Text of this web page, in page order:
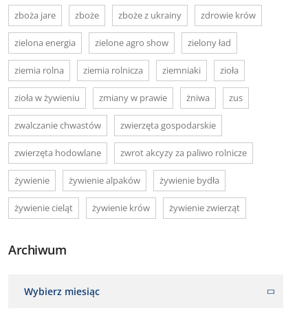
zboża jare zboże zboże z ukrainy zdrowie krów
zielona energia zielone agro show zielony ład
ziemia rolna ziemia rolnicza ziemniaki zioła
zioła w żywieniu zmiany w prawie żniwa zus
zwalczanie chwastów zwierzęta gospodarskie
zwierzęta hodowlane zwrot akcyzy za paliwo rolnicze
żywienie żywienie alpaków żywienie bydła
żywienie cieląt żywienie krów żywienie zwierząt
Archiwum
Wybierz miesiąc